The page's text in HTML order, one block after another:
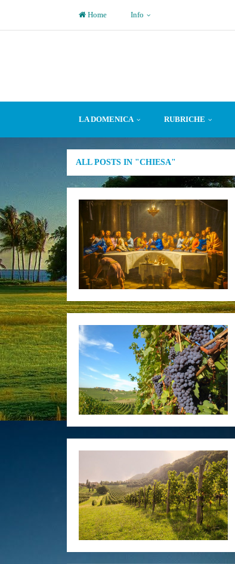
Home Info
LA DOMENICA RUBRICHE
ALL POSTS IN "CHIESA"